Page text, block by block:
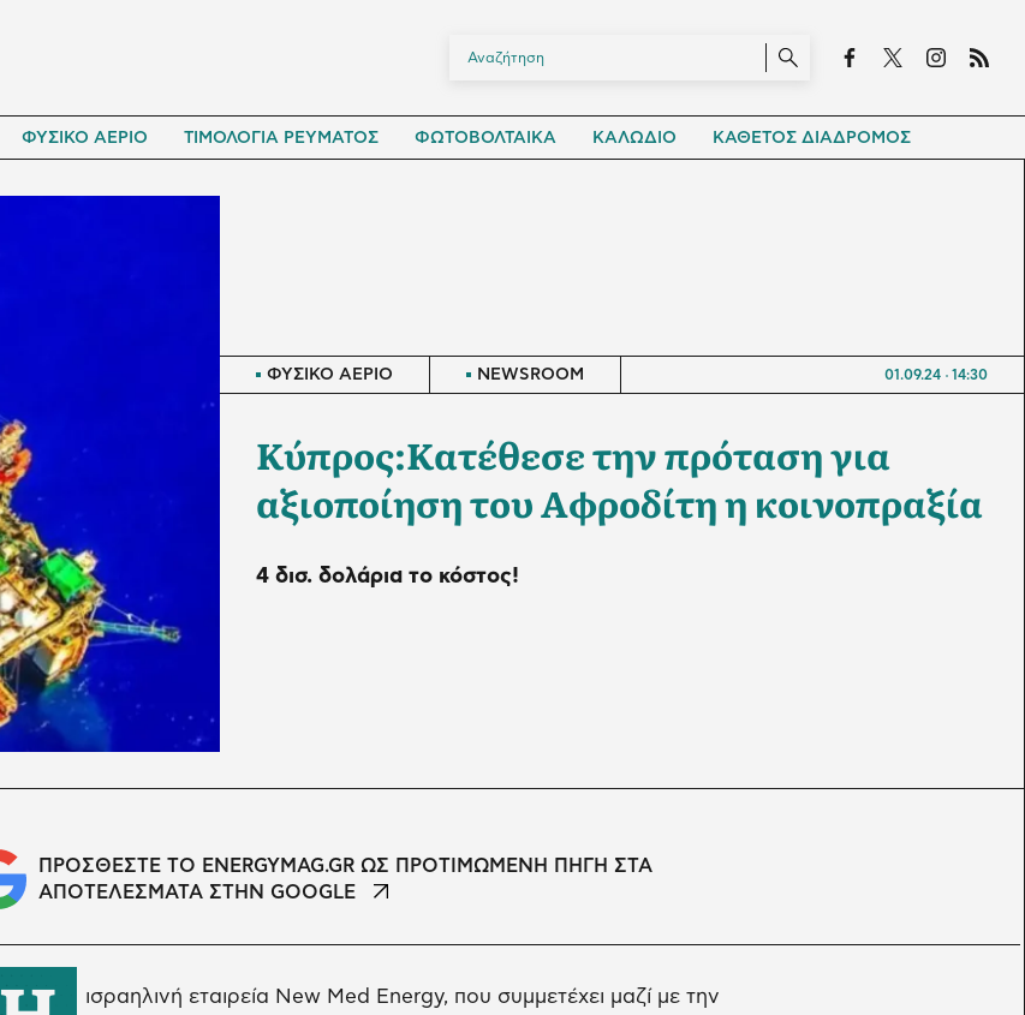
ΦΥΣΙΚΟ ΑΕΡΙΟ ΤΙΜΟΛΟΓΙΑ ΡΕΥΜΑΤΟΣ ΦΩΤΟΒΟΛΤΑΙΚΑ ΚΑΛΩΔΙΟ ΚΑΘΕΤΟΣ ΔΙΑΔΡΟΜΟΣ
ΦΥΣΙΚΟ ΑΕΡΙΟ NEWSROOM 01.09.24 14:30
Κύπρος:Κατέθεσε την πρόταση για
αξιοποίηση του Αφροδίτη η κοινοπραξία
4 δισ. δολάρια το κόστος!
ΠΡΟΣΘΕΣΤΕ ΤΟ ENERGYMAG.GR ΩΣ ΠΡΟΤΙΜΩΜΕΝΗ ΠΗΓΗ ΣΤΑ
ΑΠΟΤΕΛΕΣΜΑΤΑ ΣΤΗΝ GOOGLE
ισραηλινή εταιρεία New Med Energy, που συμμετέχει μαζί με την